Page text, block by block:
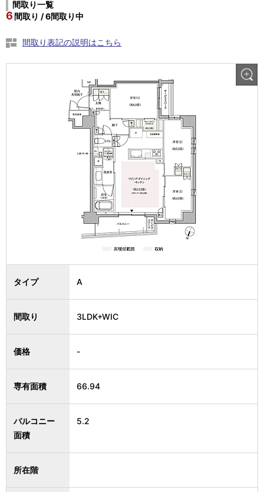
間取り一覧
6 間取り / 6間取り中
間取り表記の説明はこちら
タイプ A
間取り 3LDK+WIC
価格 -
専有面積 66.94
バルコニー
面積
5.2
所在階